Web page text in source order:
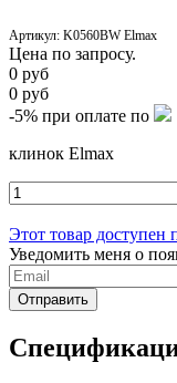
Артикул: K0560BW Elmax
Цена по запросу.
0 руб
0 руб
-5% при оплате по
клинок Elmax
Этот товар доступен
Уведомить меня о
Отправить